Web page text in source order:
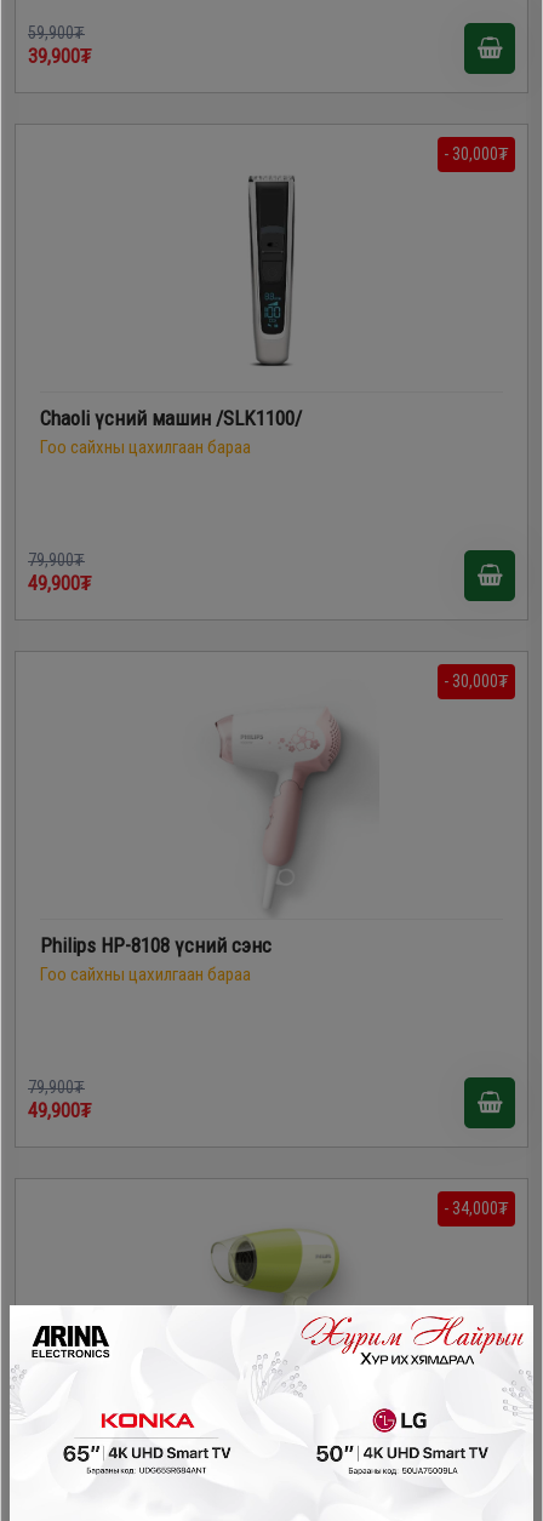
59,900₮
39,900₮
- 30,000₮
Chaoli үсний машин /SLK1100/
Гоо сайхны цахилгаан бараа
79,900₮
49,900₮
- 30,000₮
Philips HP-8108 үсний сэнс
Гоо сайхны цахилгаан бараа
79,900₮
49,900₮
- 34,000₮
Philips BHC-015/00 үсний сэнс